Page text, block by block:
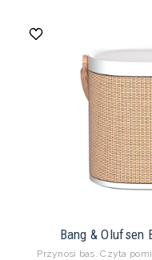
Bang & Olufsen
Przynosi bas. Czyta